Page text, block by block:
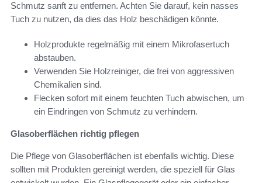
Schmutz sanft zu entfernen. Achten Sie darauf, kein nasses
Tuch zu nutzen, da dies das Holz beschädigen könnte.
Holzprodukte regelmäßig mit einem Mikrofasertuch
abstauben.
Verwenden Sie Holzreiniger, die frei von aggressiven
Chemikalien sind.
Flecken sofort mit einem feuchten Tuch abwischen, um
ein Eindringen von Schmutz zu verhindern.
Glasoberflächen richtig pflegen
Die Pflege von Glasoberflächen ist ebenfalls wichtig. Diese
sollten mit Produkten gereinigt werden, die speziell für Glas